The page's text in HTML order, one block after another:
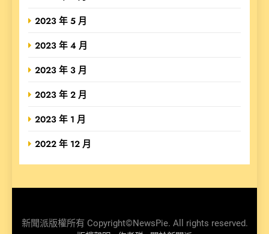
2023 年 5 月
2023 年 4 月
2023 年 3 月
2023 年 2 月
2023 年 1 月
2022 年 12 月
新聞派版權所有 Copyright©NewsPie. All rights reserved.